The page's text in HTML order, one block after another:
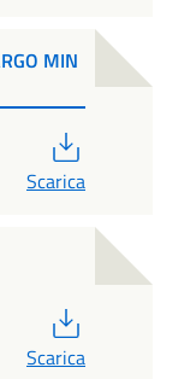
MIN
Scarica
Scarica